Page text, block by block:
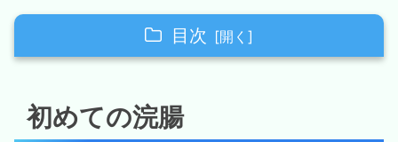
目次
スッキリしてよかった。が…
初めての浣腸